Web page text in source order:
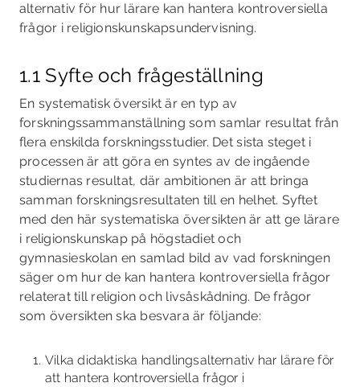
alternativ för hur lärare kan hantera kontroversiella
frågor i religionskunskapsundervisning.
1.1 Syfte och frågeställning
En systematisk översikt är en typ av
forskningssammanställning som samlar resultat från
flera enskilda forskningsstudier. Det sista steget i
processen är att göra en syntes av de ingående
studiernas resultat, där ambitionen är att bringa
samman forskningsresultaten till en helhet. Syftet
med den här systematiska översikten är att ge lärare
i religionskunskap på högstadiet och
gymnasieskolan en samlad bild av vad forskningen
säger om hur de kan hantera kontro­versiella frågor
relaterat till religion och livsåskådning. De frågor
som översikten ska besvara är följande:
Vilka didaktiska handlingsalternativ har lärare för
att hantera kontroversiella frågor i